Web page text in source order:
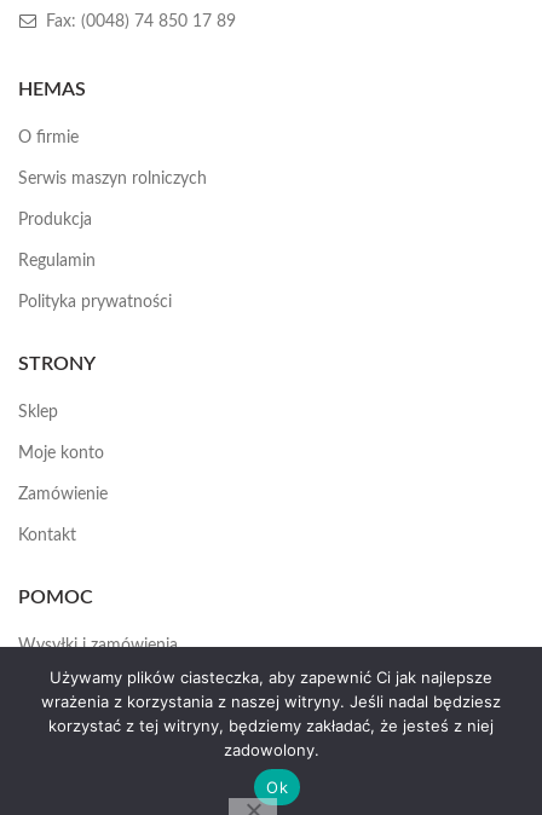
Fax: (0048) 74 850 17 89
HEMAS
O firmie
Serwis maszyn rolniczych
Produkcja
Regulamin
Polityka prywatności
STRONY
Sklep
Moje konto
Zamówienie
Kontakt
POMOC
Wysyłki i zamówienia
Jak założyć konto
HEMAS.PL 2025
Używamy plików ciasteczka, aby zapewnić Ci jak najlepsze
wrażenia z korzystania z naszej witryny. Jeśli nadal będziesz
korzystać z tej witryny, będziemy zakładać, że jesteś z niej
zadowolony.
Ok